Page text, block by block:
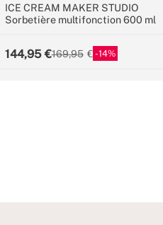
ICE CREAM MAKER STUDIO
Sorbetière multifonction 600 ml
144,95 169,95 14